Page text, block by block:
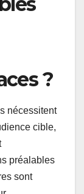
?
nécessitent
cible,
préalables
sont